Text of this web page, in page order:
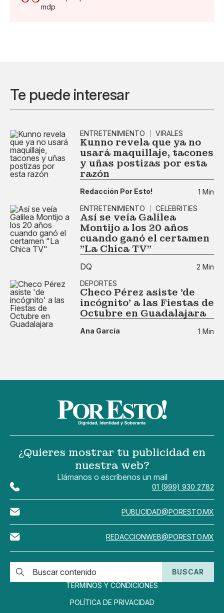
mdp
Te puede interesar
ENTRETENIMIENTO VIRALES
Kunno revela que ya no
usará maquillaje, tacones
y uñas postizas por esta
razón
Redacción Por Esto!
1 Min
ENTRETENIMIENTO
CELEBRITIES
Así se veía Galilea
Montijo a los 20 años
cuando ganó el certamen
"La Chica TV"
DQ
2 Min
DEPORTES
Checo Pérez asiste 'de
incógnito' a las Fiestas de
Octubre en Guadalajara
Ana García 1 Min
¿Quieres mostrar tu publicidad en
nuestra web?
Llámanos o escríbenos un mail
01 (999) 930 2782
PUBLICIDAD@PORESTO.MX
REDACCIONWEB@PORESTO.MX
BUSCAR
TÉRMINOS Y CONDICIONES
POLÍTICA DE PRIVACIDAD